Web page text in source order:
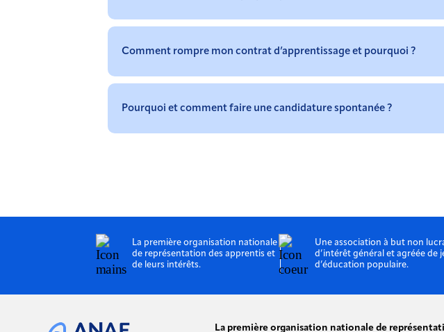
Comment rompre mon contrat d’apprentissage et pourquoi ?
Pourquoi et comment faire une candidature spontanée ?
La première organisation nationale
de représentation des apprentis et
de leurs intérêts.
Une association à but non
d’intérêt général et agréée de
d’éducation populaire.
La première organisation nationale de